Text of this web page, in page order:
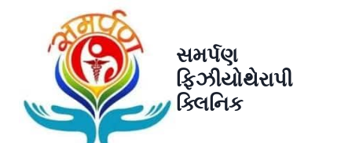
સમર્પણ
ફિઝીયોથેરાપી
ક્લિનિક